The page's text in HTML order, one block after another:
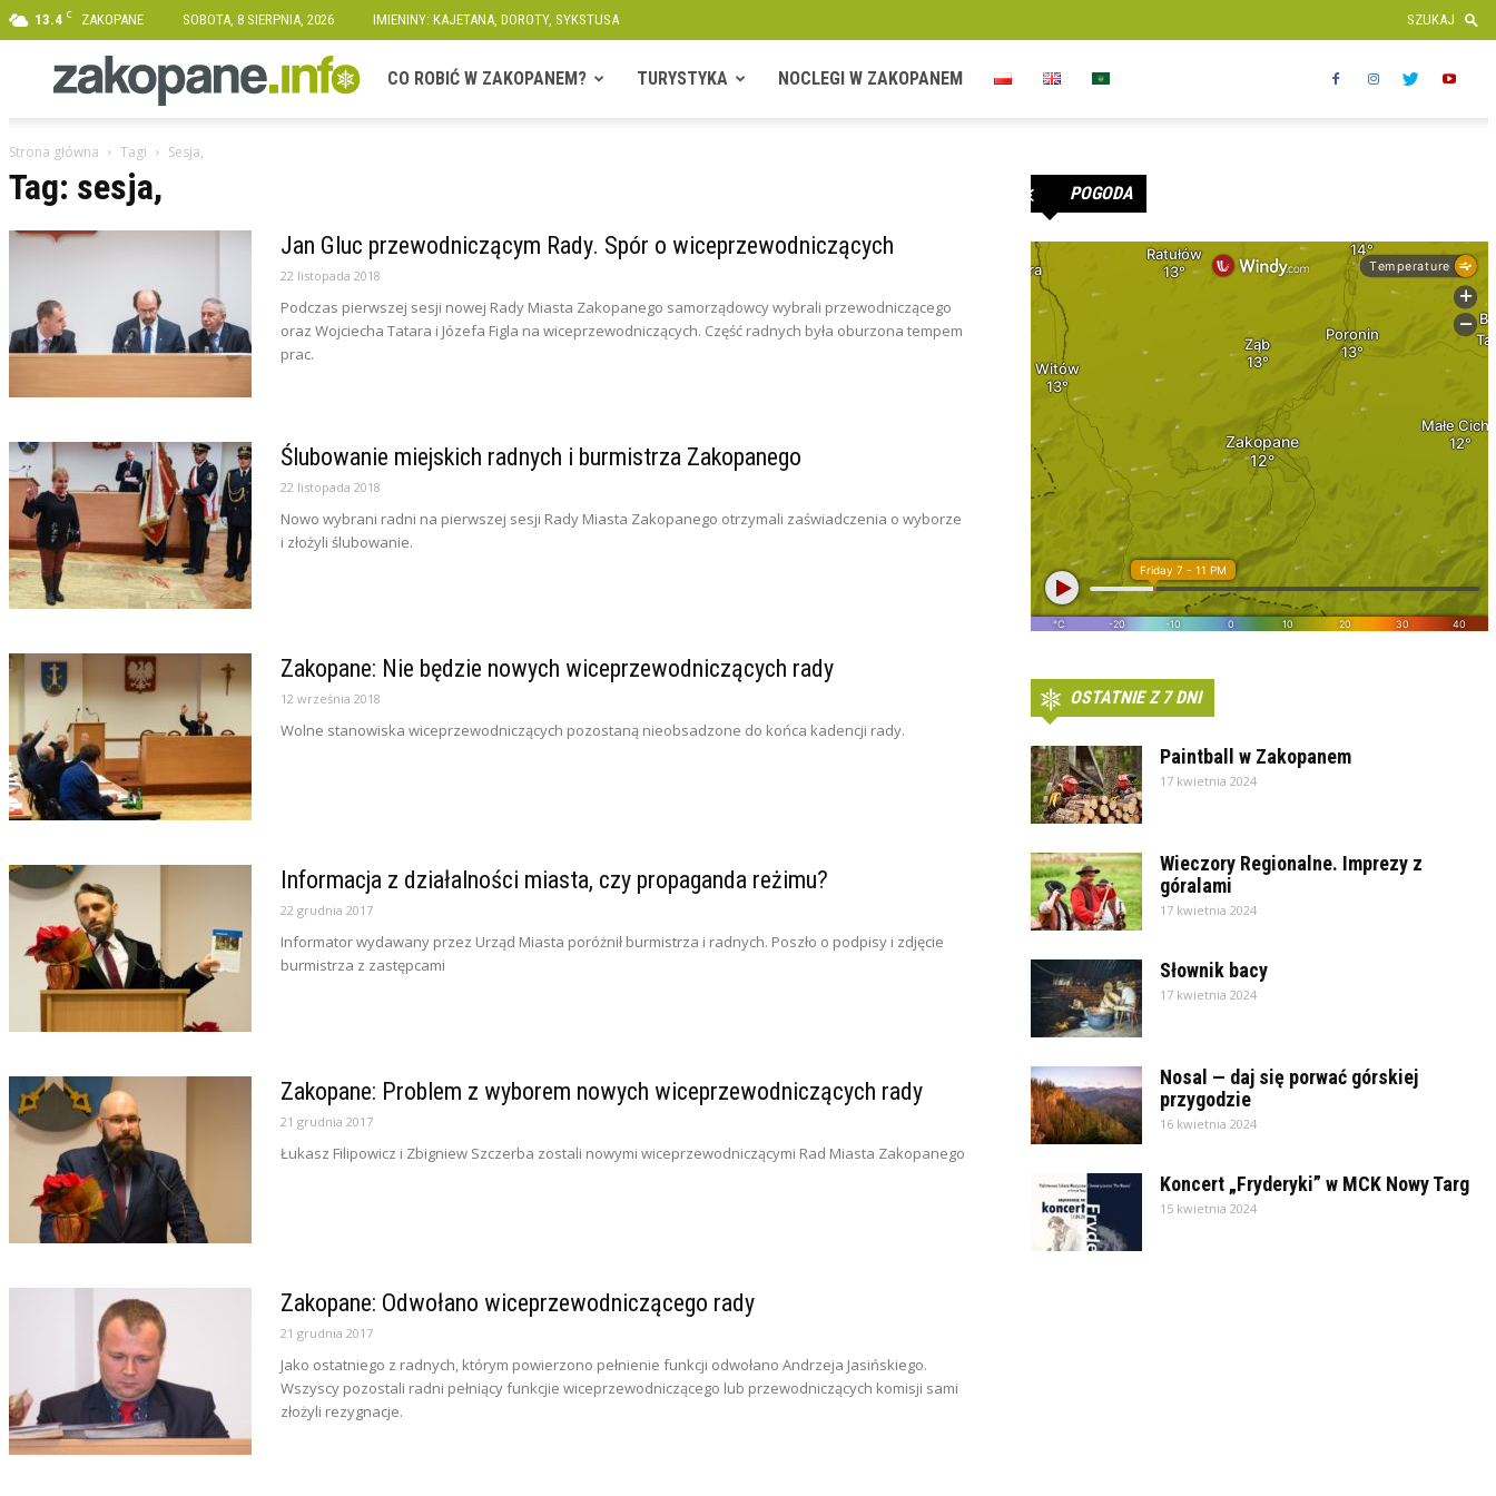
13.4 C ZAKOPANE SOBOTA, 8 SIERPNIA, 2026 IMIENINY: KAJETANA, DOROTY, SYKSTUSA
Zakopane.info
CO ROBIĆ W ZAKOPANEM? TURYSTYKA NOCLEGI W ZAKOPANEM
Strona główna Tagi Sesja,
Tag: sesja,
Jan Gluc przewodniczącym Rady. Spór o wiceprzewodniczących
22 listopada 2018
Podczas pierwszej sesji nowej Rady Miasta Zakopanego samorządowcy wybrali przewodniczącego
oraz Wojciecha Tatara i Józefa Figla na wiceprzewodniczących. Część radnych była oburzona tempem
prac.
Ślubowanie miejskich radnych i burmistrza Zakopanego
22 listopada 2018
Nowo wybrani radni na pierwszej sesji Rady Miasta Zakopanego otrzymali zaświadczenia o wyborze
i złożyli ślubowanie.
Zakopane: Nie będzie nowych wiceprzewodniczących rady
12 września 2018
Wolne stanowiska wiceprzewodniczących pozostaną nieobsadzone do końca kadencji rady.
Informacja z działalności miasta, czy propaganda reżimu?
22 grudnia 2017
Informator wydawany przez Urząd Miasta poróżnił burmistrza i radnych. Poszło o podpisy i zdjęcie
burmistrza z zastępcami
Zakopane: Problem z wyborem nowych wiceprzewodniczących rady
21 grudnia 2017
Łukasz Filipowicz i Zbigniew Szczerba zostali nowymi wiceprzewodniczącymi Rad Miasta Zakopanego
Zakopane: Odwołano wiceprzewodniczącego rady
21 grudnia 2017
Jako ostatniego z radnych, którym powierzono pełnienie funkcji odwołano Andrzeja Jasińskiego.
Wszyscy pozostali radni pełniący funkcjie wiceprzewodniczącego lub przewodniczących komisji sami
złożyli rezygnacje.
POGODA
OSTATNIE Z 7 DNI
Paintball w Zakopanem
17 kwietnia 2024
Wieczory Regionalne. Imprezy z
góralami
17 kwietnia 2024
Słownik bacy
17 kwietnia 2024
Nosal — daj się porwać górskiej
przygodzie
16 kwietnia 2024
Koncert „Fryderyki” w MCK Nowy Targ
15 kwietnia 2024